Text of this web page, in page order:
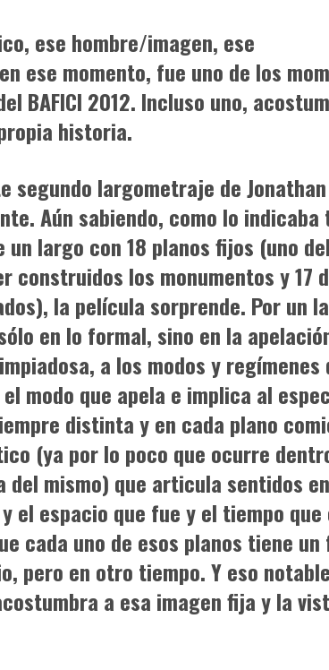
ese hombre/imagen, ese
ese momento, fue uno de los
BAFICI 2012. Incluso uno,
historia.
segundo largometraje de
Aún sabiendo, como lo indicaba
largo con 18 planos fijos (uno del
construidos los monumentos y 17
la película sorprende. Por un
en lo formal, sino en la
a los modos y regímenes
modo que apela e implica al
distinta y en cada plano
(ya por lo poco que ocurre
mismo) que articula sentidos
el espacio que fue y el tiempo que
cada uno de esos planos tiene
pero en otro tiempo. Y eso
a esa imagen fija y la